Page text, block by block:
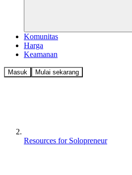
Komunitas
Harga
Keamanan
Masuk Mulai sekarang
Resources for Solopreneur